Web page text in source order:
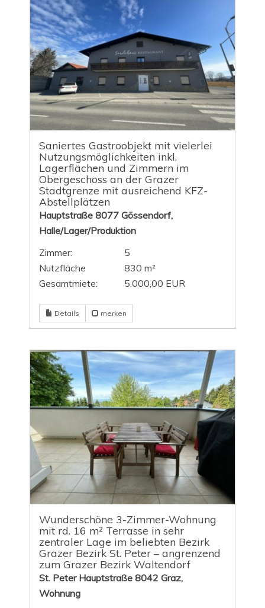
Saniertes Gastroobjekt mit vielerlei
Nutzungsmöglichkeiten inkl.
Lagerflächen und Zimmern im
Obergeschoss an der Grazer
Stadtgrenze mit ausreichend KFZ-
Abstellplätzen
Hauptstraße 8077 Gössendorf,
Halle/Lager/Produktion
Zimmer:
5
Nutzfläche
830 m²
Gesamtmiete:
5.000,00 EUR
Details merken
Wunderschöne 3-Zimmer-Wohnung
mit rd. 16 m² Terrasse in sehr
zentraler Lage im beliebten Bezirk
Grazer Bezirk St. Peter – angrenzend
zum Grazer Bezirk Waltendorf
St. Peter Hauptstraße 8042 Graz,
Wohnung